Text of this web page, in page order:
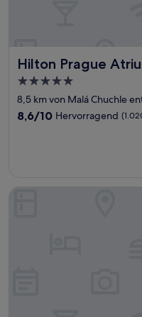
Hilton Prague
Hilton Prague Atrium
5.0-
Sterne-
Unterkunft
8,5 km von Malá Chuchle
8.6
8,6/10 Hervorragend
Mama Shelter Prague